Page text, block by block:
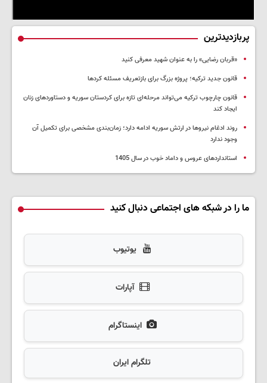
پربازدیدترین
«قربان رضایی» را به عنوان شهید معرفی کنید
قانون جدید ترکیه؛ پروژه بزرگ‌ برای بازتعریف مسئله کردها
قانون چارچوب ترکیه می‌تواند مرحله‌ای تازه برای کردستان سوریه و دستاوردهای زنان
ایجاد کند
روند ادغام نیروها در ارتش سوریه ادامه دارد؛ زمان‌بندی مشخصی برای تکمیل آن
وجود ندارد
استانداردهای عروس و داماد خوب در سال 1405
ما را در شبکه های اجتماعی دنبال کنید
یوتیوب
آپارات
اینستاگرام
تلگرام ایران